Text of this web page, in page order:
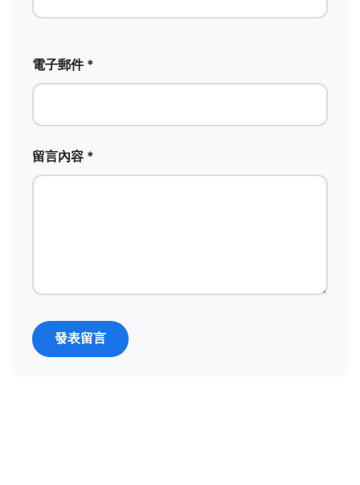
電子郵件 *
留言內容 *
發表留言